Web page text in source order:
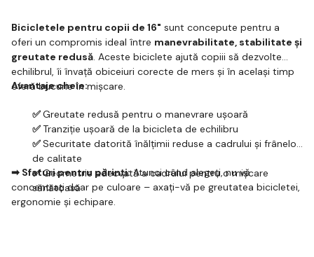
Bicicletele pentru copii de 16" sunt concepute pentru a
oferi un compromis ideal între manevrabilitate, stabilitate și
greutate redusă. Aceste biciclete ajută copiii să dezvolte
echilibrul, îi învață obiceiuri corecte de mers și în același timp
oferă bucurie în mișcare.
Avantaje cheie:
✅Greutate redusă pentru o manevrare ușoară
✅Tranziție ușoară de la bicicleta de echilibru
✅Securitate datorită înălțimii reduse a cadrului și frânelor
de calitate
✅Geometrie adecvată a cadrului pentru o mișcare
sănătoasă
➡ Sfaturi pentru părinți:Atunci când alegeți, nu vă
concentrați doar pe culoare – axați-vă pe greutatea bicicletei,
ergonomie și echipare.